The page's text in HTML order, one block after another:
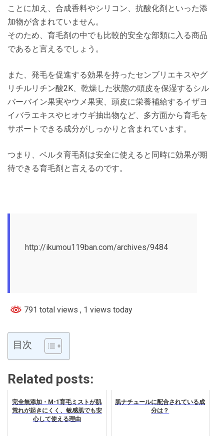
ことに加え、合成香料やシリコン、抗酸化剤といった添
加物が含まれていません。
そのため、育毛剤の中でも比較的安全な部類に入る商品
であると言えるでしょう。
また、発毛を促進する効果を持ったセンブリエキスやグ
リチルリチン酸2K、乾燥した状態の頭皮を保湿するシル
バーバイン果実やウメ果実、頭皮に栄養補給するイザヨ
イバラエキスやヒオウギ抽出物など、多方面から育毛を
サポートできる成分がしっかりと含まれています。
つまり、ベルタ育毛剤は安全に使えると同時に効果が期
待できる育毛剤と言えるのです。
http://ikumou119ban.com/archives/9484
791 total views , 1 views today
目次
Related posts:
完全無添加・M-1育毛ミストが肌
荒れが起きにくく、敏感肌でも安
心して使える理由
肌ナチュールに配合されている成
分は？